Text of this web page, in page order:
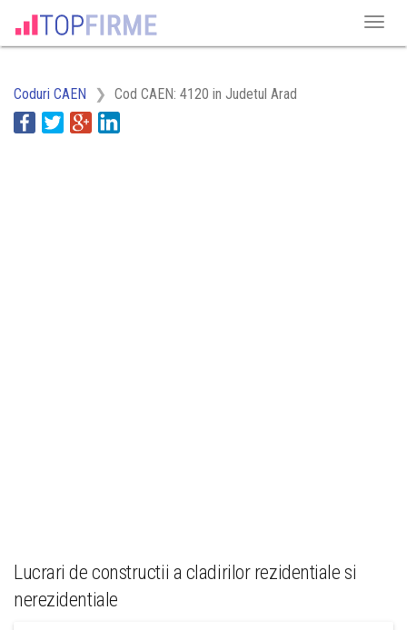
Coduri CAEN Cod CAEN: 4120 in Judetul Arad
Lucrari de constructii a cladirilor rezidentiale si
nerezidentiale